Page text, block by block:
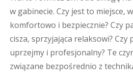
w gabinecie. Czy jest to miejsce,
komfortowo i bezpiecznie? Czy
cisza, sprzyjająca relaksowi? Czy
uprzejmy i profesjonalny? Te
związane bezpośrednio z